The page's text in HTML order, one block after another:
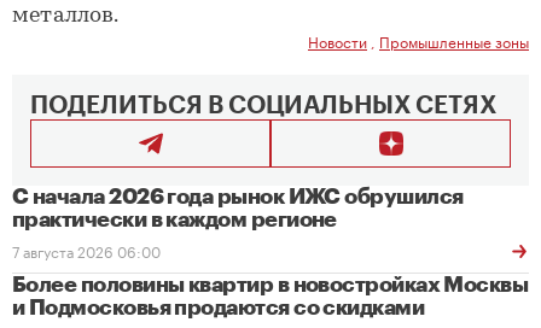
металлов.
Новости Промышленные зоны
ПОДЕЛИТЬСЯ В СОЦИАЛЬНЫХ СЕТЯХ
С начала 2026 года рынок ИЖС обрушился
практически в каждом регионе
7 августа 2026 06:00
Более половины квартир в новостройках Москвы
и Подмосковья продаются со скидками